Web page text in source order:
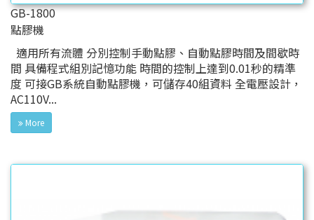
GB-1800
點膠機
適用所有流體 分別控制手動點膠、自動點膠時間及間歇時
間 具備程式組別記憶功能 時間的控制上達到0.01秒的精準
度 可接GB系統自動點膠機，可儲存40組資料 全電壓設計，
AC110V...
More